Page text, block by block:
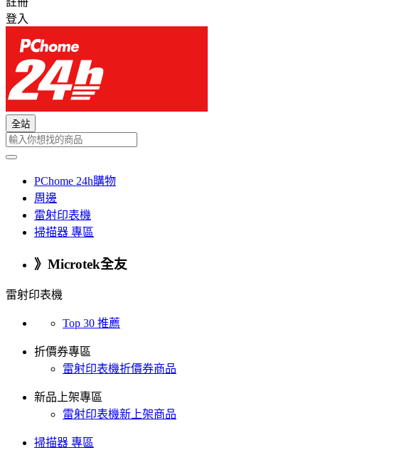
登入
全站
PChome 24h購物
周邊
雷射印表機
掃描器 專區
》Microtek全友
雷射印表機
Top 30 推薦
折價券專區
雷射印表機折價券商品
新品上架專區
雷射印表機新上架商品
掃描器 專區